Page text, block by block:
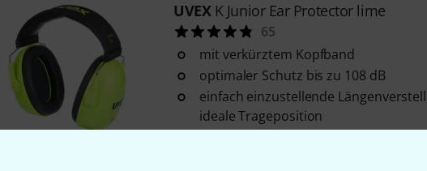
UVEX K Junior Ear Protector lime
65
mit verkürztem Kopfband
optimaler Schutz bis zu 108 dB
einfach einzustellende
ideale Trageposition